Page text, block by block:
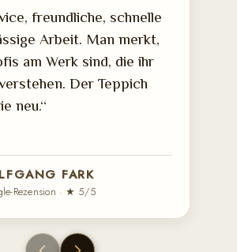
freundliche, schnelle
Arbeit. Man merkt,
am Werk sind, die ihr
Der Teppich
neu.“
FARK
Rezension · ★ 5/5